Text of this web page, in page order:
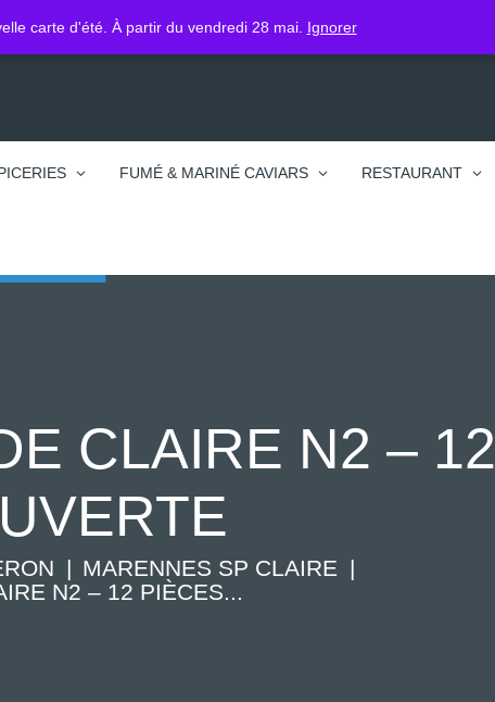
carte d'été. À partir du vendredi 28 mai. Ignorer
FUMÉ & MARINÉ CAVIARS RESTAURANT
CLAIRE N2 – 12
MARENNES SP CLAIRE
N2 – 12 PIÈCES...